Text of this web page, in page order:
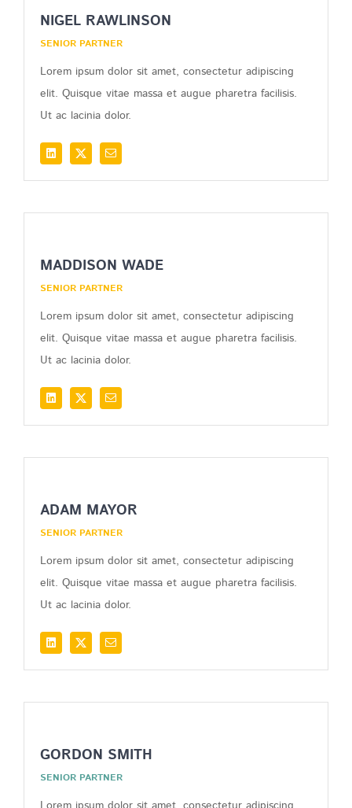
NIGEL RAWLINSON
SENIOR PARTNER
Lorem ipsum dolor sit amet, consectetur adipiscing
elit. Quisque vitae massa et augue pharetra facilisis.
Ut ac lacinia dolor.
MADDISON WADE
SENIOR PARTNER
Lorem ipsum dolor sit amet, consectetur adipiscing
elit. Quisque vitae massa et augue pharetra facilisis.
Ut ac lacinia dolor.
ADAM MAYOR
SENIOR PARTNER
Lorem ipsum dolor sit amet, consectetur adipiscing
elit. Quisque vitae massa et augue pharetra facilisis.
Ut ac lacinia dolor.
GORDON SMITH
SENIOR PARTNER